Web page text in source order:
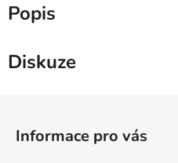
Popis
Diskuze
Informace pro vás